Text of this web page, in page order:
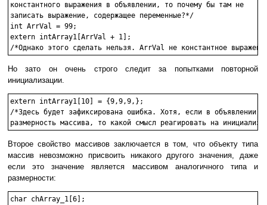
константного выражения в объявлении, то почему бы там не
записать выражение, содержащее переменные?*/
int ArrVal = 99;
extern intArray1[ArrVal + 1];
Но зато он очень строго следит за попытками повторной
инициализации.
extern intArray1[10] = {9,9,9,};
/*Здесь будет зафиксирована ошибка. Хотя, если в объявлении
Второе свойство массивов заключается в том, что объекту типа
массив невозможно присвоить никакого другого значения, даже
если это значение является массивом аналогичного типа и
размерности:
char chArray_1[6];